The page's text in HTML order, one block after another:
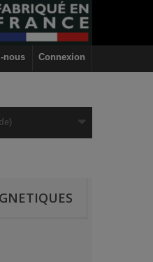
Connexion
nous